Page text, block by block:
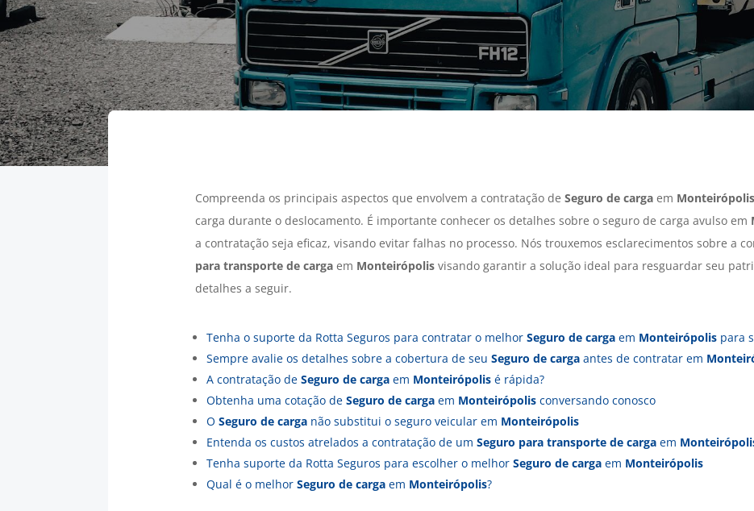
Compreenda os principais aspectos que envolvem a contratação de Seguro de cargaem Monteirópolis
carga durante o deslocamento. É importante conhecer os detalhes sobre o seguro de carga avulso em
a contratação seja eficaz, visando evitar falhas no processo. Nós trouxemos esclarecimentos sobre a
para transporte de cargaem Monteirópolisvisando garantir a solução ideal para resguardar seu
detalhes a seguir.
Tenha o suporte da Rotta Seguros para contratar o melhor Seguro de cargaem Monteirópolispara
Sempre avalie os detalhes sobre a cobertura de seu Seguro de cargaantes de contratar em
A contratação de Seguro de cargaem Monteirópolisé rápida?
Obtenha uma cotação de Seguro de cargaem Monteirópolisconversando conosco
O Seguro de carganão substitui o seguro veicular em Monteirópolis
Entenda os custos atrelados a contratação de um Seguro para transporte de cargaem
Tenha suporte da Rotta Seguros para escolher o melhor Seguro de cargaem Monteirópolis
Qual é o melhor Seguro de cargaem Monteirópolis?